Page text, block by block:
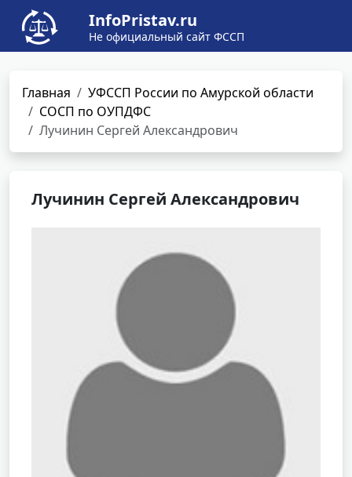
InfoPristav.ru
Не официальный сайт ФССП
Главная
УФССП России по Амурской области
СОСП по ОУПДФС
Лучинин Сергей Александрович
Лучинин Сергей Александрович